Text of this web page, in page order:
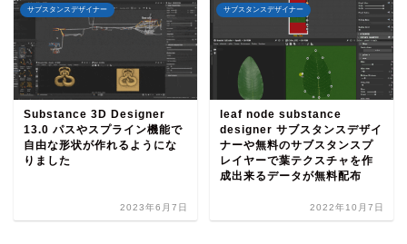
サブスタンスデザイナー
Substance 3D Designer
13.0 パスやスプライン機能で
自由な形状が作れるようにな
りました
2023年6月7日
サブスタンスデザイナー
leaf node substance
designer サブスタンスデザイ
ナーや無料のサブスタンスプ
レイヤーで葉テクスチャを作
成出来るデータが無料配布
2022年10月7日